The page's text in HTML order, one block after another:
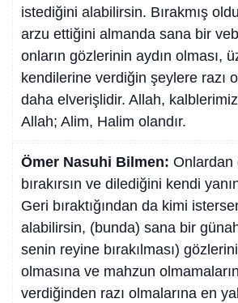
istediğini alabilirsin. Bırakmış
arzu ettiğini almanda sana bir
onların gözlerinin aydın olması,
kendilerine verdiğin şeylere razı
daha elverişlidir. Allah,
Allah; Alim, Halim olandır.
Ömer Nasuhi Bilmen: Onlardan
bırakırsın ve dilediğini kendi
Geri bıraktığından da kimi
alabilirsin, (bunda) sana bir
senin reyine bırakılması)
olmasına ve mahzun
verdiğinden razı olmalarına en